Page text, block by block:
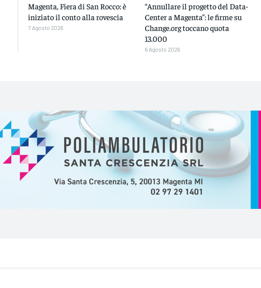
Magenta, Fiera di San Rocco: è
iniziato il conto alla rovescia
7 Agosto 2026
“Annullare il progetto del Data-
Center a Magenta”: le firme su
Change.org toccano quota
13.000
6 Agosto 2026